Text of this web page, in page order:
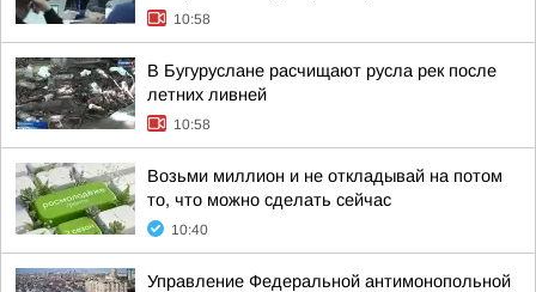
10:58
В Бугуруслане расчищают русла рек после
летних ливней
10:58
Возьми миллион и не откладывай на потом
то, что можно сделать сейчас
10:40
Управление Федеральной антимонопольной